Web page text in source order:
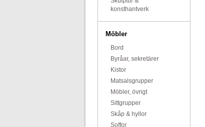
konsthantverk
Möbler
Bord
Byråar, sekretärer
Kistor
Matsalsgrupper
Möbler, övrigt
Sittgrupper
Skåp & hyllor
Soffor